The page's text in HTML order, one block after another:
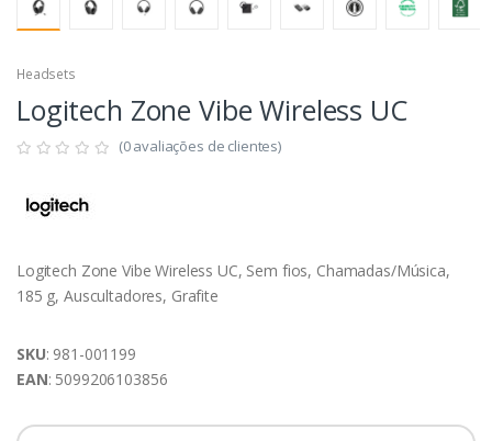
Headsets
Logitech Zone Vibe Wireless UC
(0 avaliações de clientes)
Logitech Zone Vibe Wireless UC, Sem fios, Chamadas/Música,
185 g, Auscultadores, Grafite
SKU: 981-001199
EAN: 5099206103856